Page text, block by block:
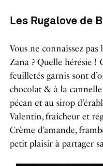
Les Rugalove de
Vous ne connaissez pas
Zana ? Quelle hérésie !
feuilletés garnis sont
chocolat & à la
pécan et au sirop
Valentin, fraîcheur et
Crème d’amande,
petit plaisir à partager